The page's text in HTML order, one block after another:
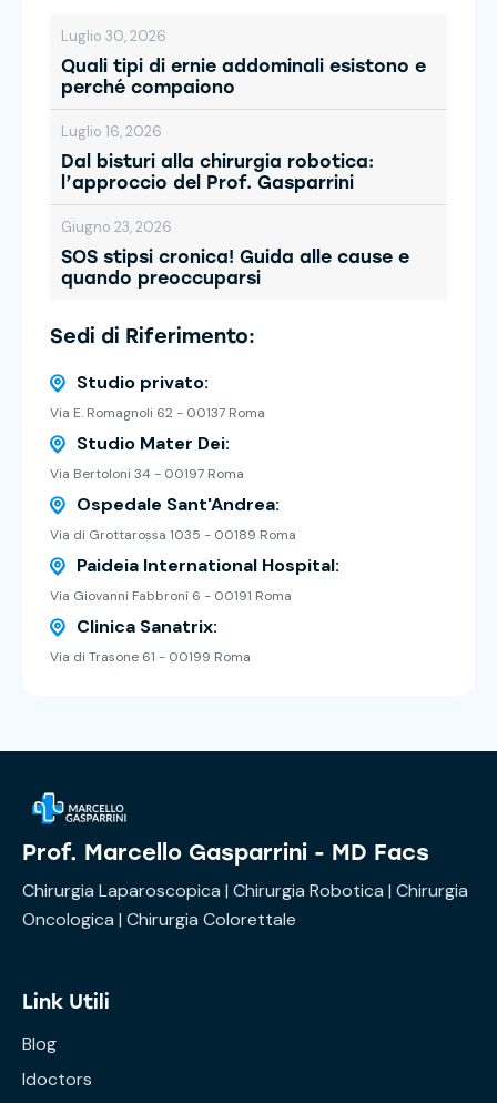
Luglio 30, 2026
Quali tipi di ernie addominali esistono e
perché compaiono
Luglio 16, 2026
Dal bisturi alla chirurgia robotica:
l’approccio del Prof. Gasparrini
Giugno 23, 2026
SOS stipsi cronica! Guida alle cause e
quando preoccuparsi
Sedi di Riferimento:
Studio privato:
Via E. Romagnoli 62 - 00137 Roma
Studio Mater Dei:
Via Bertoloni 34 - 00197 Roma
Ospedale Sant'Andrea:
Via di Grottarossa 1035 - 00189 Roma
Paideia International Hospital:
Via Giovanni Fabbroni 6 - 00191 Roma
Clinica Sanatrix:
Via di Trasone 61 - 00199 Roma
Prof. Marcello Gasparrini - MD Facs
Chirurgia Laparoscopica | Chirurgia Robotica | Chirurgia
Oncologica | Chirurgia Colorettale
Link Utili
Blog
Idoctors